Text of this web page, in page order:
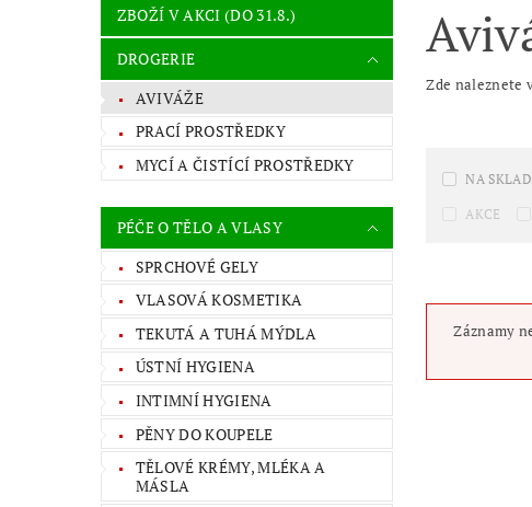
ZBOŽÍ V AKCI (DO 31.8.)
DROGERIE
AVIVÁŽE
PRACÍ PROSTŘEDKY
MYCÍ A ČISTÍCÍ PROSTŘEDKY
PÉČE O TĚLO A VLASY
SPRCHOVÉ GELY
VLASOVÁ KOSMETIKA
TEKUTÁ A TUHÁ MÝDLA
ÚSTNÍ HYGIENA
INTIMNÍ HYGIENA
PĚNY DO KOUPELE
TĚLOVÉ KRÉMY, MLÉKA A
MÁSLA
Zde naleznete
NA
AKCE
Záznamy